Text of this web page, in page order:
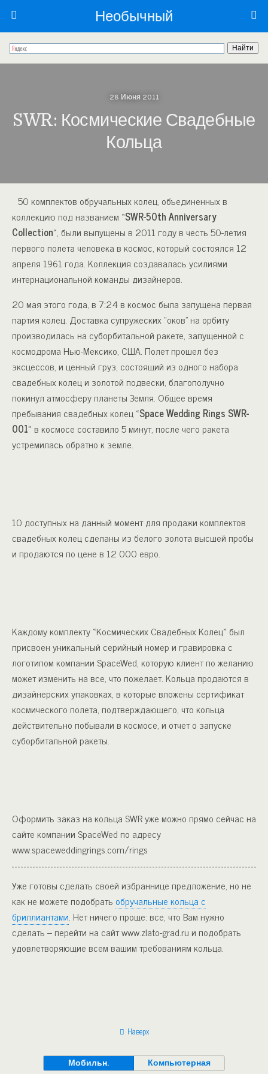
Необычный
28 Июня 2011
SWR: Космические Свадебные
Кольца
50 комплектов обручальных колец, объединенных в
коллекцию под названием «SWR-50th Anniversary
Collection«, были выпущены в 2011 году в честь 50-летия
первого полета человека в космос, который состоялся 12
апреля 1961 года. Коллекция создавалась усилиями
интернациональной команды дизайнеров.
20 мая этого года, в 7:24 в космос была запущена первая
партия колец. Доставка супружеских “оков” на орбиту
производилась на суборбитальной ракете, запущенной с
космодрома Нью-Мексико, США. Полет прошел без
эксцессов, и ценный груз, состоящий из одного набора
свадебных колец и золотой подвески, благополучно
покинул атмосферу планеты Земля. Общее время
пребывания свадебных колец «Space Wedding Rings SWR-
001» в космосе составило 5 минут, после чего ракета
устремилась обратно к земле.
10 доступных на данный момент для продажи комплектов
свадебных колец сделаны из белого золота высшей пробы
и продаются по цене в 12 000 евро.
Каждому комплекту «Космических Свадебных Колец» был
присвоен уникальный серийный номер и гравировка с
логотипом компании SpaceWed, которую клиент по желанию
может изменить на все, что пожелает. Кольца продаются в
дизайнерских упаковках, в которые вложены сертификат
космического полета, подтверждающего, что кольца
действительно побывали в космосе, и отчет о запуске
суборбитальной ракеты.
Оформить заказ на кольца SWR уже можно прямо сейчас на
сайте компании SpaceWed по адресу
www.spaceweddingrings.com/rings
Уже готовы сделать своей избраннице предложение, но не
как не можете подобрать обручальные кольца с
бриллиантами. Нет ничего проще: все, что Вам нужно
сделать – перейти на сайт www.zlato-grad.ru и подобрать
удовлетворяющие всем вашим требованиям кольца.
Наверх
Мобильн. Компьютерная